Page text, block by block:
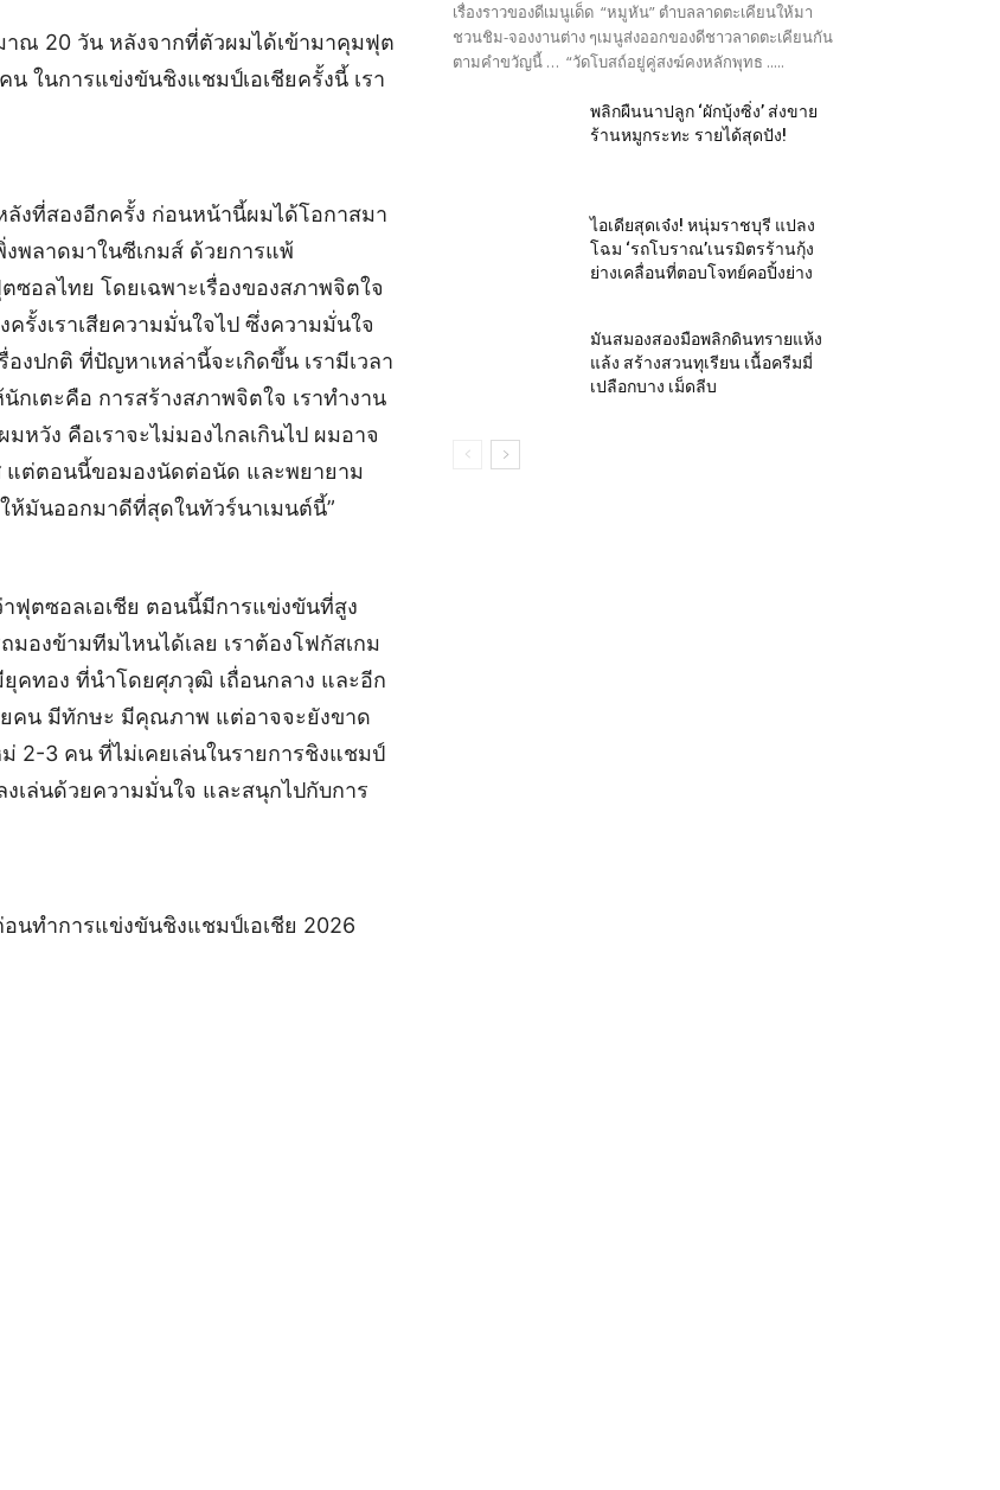
าณ 20 วัน หลังจากที่ตัวผมได้เข้ามาคุมฟุต
ในการแข่งขันชิงแชมป์เอเชียครั้งนี้ เรา
งที่สองอีกครั้ง ก่อนหน้านี้ผมได้โอกาสมา
พลาดมาในซีเกมส์ ด้วยการแพ้
อลไทย โดยเฉพาะเรื่องของสภาพจิตใจ
รั้งเราเสียความมั่นใจไป ซึ่งความมั่นใจ
งปกติ ที่ปัญหาเหล่านี้จะเกิดขึ้น เรามีเวลา
กเตะคือ การสร้างสภาพจิตใจ เราทำงาน
หวัง คือเราจะไม่มองไกลเกินไป ผมอาจ
แต่ตอนนี้ขอมองนัดต่อนัด และพยายาม
ห้มันออกมาดีที่สุดในทัวร์นาเมนต์นี้”
ฟุตซอลเอเชีย ตอนนี้มีการแข่งขันที่สูง
องข้ามทีมไหนได้เลย เราต้องโฟกัสเกม
คทอง ที่นำโดยศุภวุฒิ เถื่อนกลาง และอีก
คน มีทักษะ มีคุณภาพ แต่อาจจะยังขาด
2-3 คน ที่ไม่เคยเล่นในรายการชิงแชมป์
งเล่นด้วยความมั่นใจ และสนุกไปกับการ
ทำการแข่งขันชิงแชมป์เอเชีย 2026
เรื่องราวของดีเมนูเด็ด “หมูหัน” ตำบลลาดตะเคียนให้มา
ชวนชิม-จองงานต่าง ๆเมนูส่งออกของดีชาวลาดตะเคียนกัน
ตามคำขวัญนี้ … “วัดโบสถ์อยู่คู่สงฆ์คงหลักพุทธ .....
พลิกผืนนาปลูก ‘ผักบุ้งซิ่ง’ ส่งขาย
ร้านหมูกระทะ รายได้สุดปัง!
ไอเดียสุดเจ๋ง! หนุ่มราชบุรี แปลง
โฉม ‘รถโบราณ’เนรมิตรร้านกุ้ง
ย่างเคลื่อนที่ตอบโจทย์คอปิ้งย่าง
มันสมองสองมือพลิกดินทรายแห้ง
แล้ง สร้างสวนทุเรียน เนื้อครีมมี่
เปลือกบาง เม็ดลีบ